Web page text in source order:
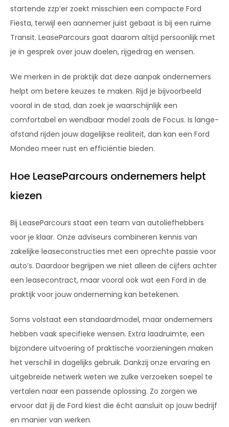
startende zzp’er zoekt misschien een compacte Ford
Fiesta, terwijl een aannemer juist gebaat is bij een ruime
Transit. LeaseParcours gaat daarom altijd persoonlijk met
je in gesprek over jouw doelen, rijgedrag en wensen.
We merken in de praktijk dat deze aanpak ondernemers
helpt om betere keuzes te maken. Rijd je bijvoorbeeld
vooral in de stad, dan zoek je waarschijnlijk een
comfortabel en wendbaar model zoals de Focus. Is lange-
afstand rijden jouw dagelijkse realiteit, dan kan een Ford
Mondeo meer rust en efficiëntie bieden.
Hoe LeaseParcours ondernemers helpt
kiezen
Bij LeaseParcours staat een team van autoliefhebbers
voor je klaar. Onze adviseurs combineren kennis van
zakelijke leaseconstructies met een oprechte passie voor
auto’s. Daardoor begrijpen we niet alleen de cijfers achter
een leasecontract, maar vooral ook wat een Ford in de
praktijk voor jouw onderneming kan betekenen.
Soms volstaat een standaardmodel, maar ondernemers
hebben vaak specifieke wensen. Extra laadruimte, een
bijzondere uitvoering of praktische voorzieningen maken
het verschil in dagelijks gebruik. Dankzij onze ervaring en
uitgebreide netwerk weten we zulke verzoeken soepel te
vertalen naar een passende oplossing. Zo zorgen we
ervoor dat jij de Ford kiest die écht aansluit op jouw bedrijf
en manier van werken.